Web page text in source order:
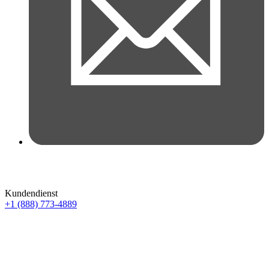
Kundendienst
+1 (888) 773-4889